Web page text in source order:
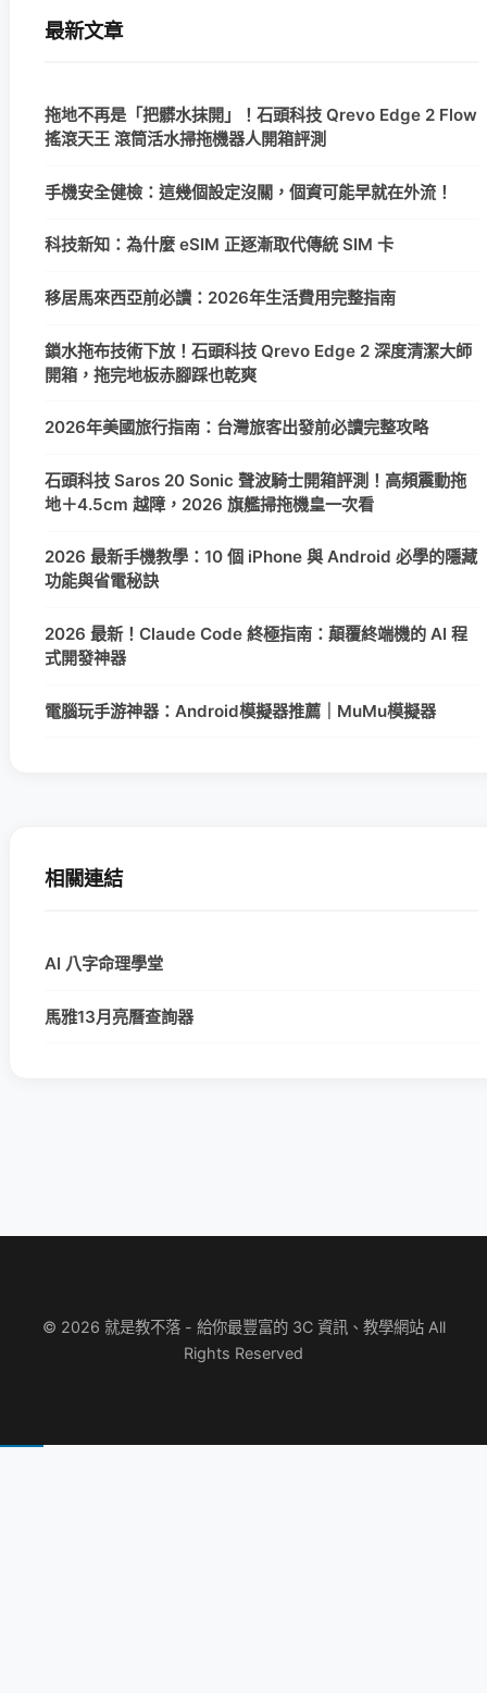
最新文章
拖地不再是「把髒水抹開」！石頭科技 Qrevo Edge 2 Flow
搖滾天王 滾筒活水掃拖機器人開箱評測
手機安全健檢：這幾個設定沒關，個資可能早就在外流！
科技新知：為什麼 eSIM 正逐漸取代傳統 SIM 卡
移居馬來西亞前必讀：2026年生活費用完整指南
鎖水拖布技術下放！石頭科技 Qrevo Edge 2 深度清潔大師
開箱，拖完地板赤腳踩也乾爽
2026年美國旅行指南：台灣旅客出發前必讀完整攻略
石頭科技 Saros 20 Sonic 聲波騎士開箱評測！高頻震動拖
地＋4.5cm 越障，2026 旗艦掃拖機皇一次看
2026 最新手機教學：10 個 iPhone 與 Android 必學的隱藏
功能與省電秘訣
2026 最新！Claude Code 終極指南：顛覆終端機的 AI 程
式開發神器
電腦玩手游神器：Android模擬器推薦｜MuMu模擬器
相關連結
AI 八字命理學堂
馬雅13月亮曆查詢器
© 2026 就是教不落 - 給你最豐富的 3C 資訊、教學網站 All
Rights Reserved